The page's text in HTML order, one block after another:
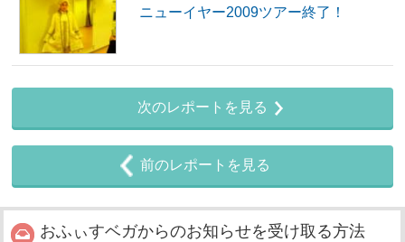
ニューイヤー2009ツアー終了！
次のレポートを見る
前のレポートを見る
おふぃすベガからのお知らせを受け取る方法